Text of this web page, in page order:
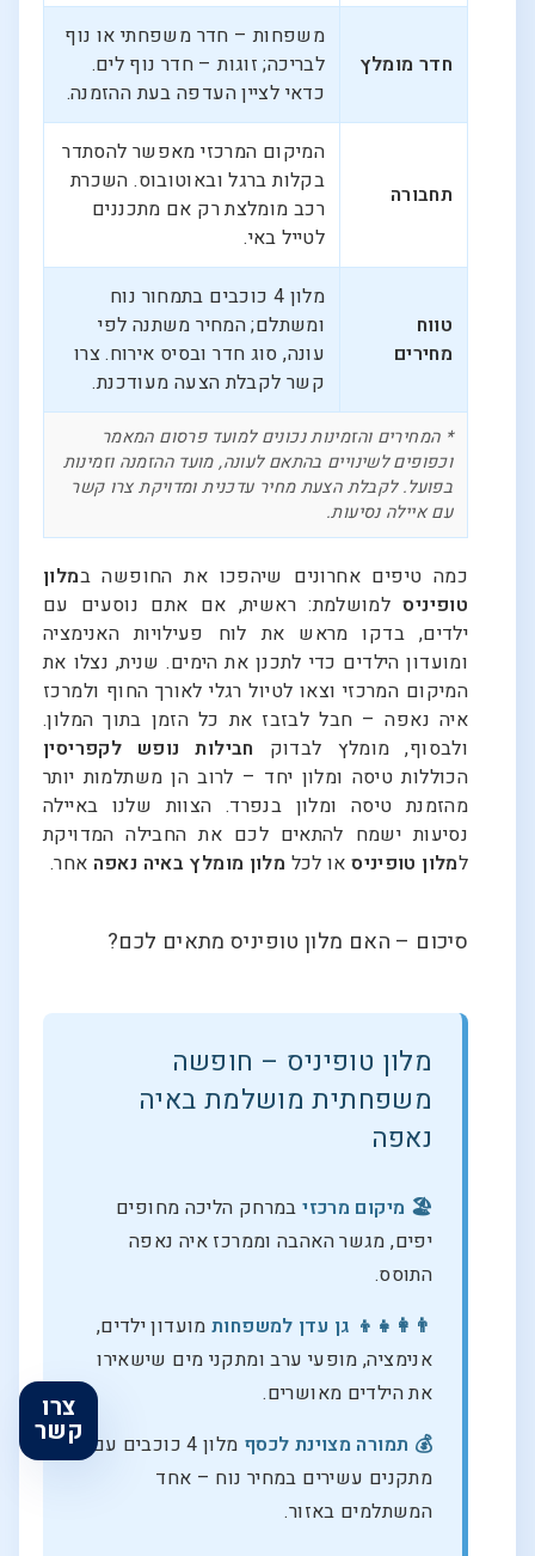
חדר מומלץ
משפחות – חדר משפחתי או נוף
לבריכה; זוגות – חדר נוף לים.
כדאי לציין העדפה בעת ההזמנה.
תחבורה
המיקום המרכזי מאפשר להסתדר
בקלות ברגל ובאוטובוס. השכרת
רכב מומלצת רק אם מתכננים
לטייל באי.
טווח
מחירים
מלון 4 כוכבים בתמחור נוח
ומשתלם; המחיר משתנה לפי
עונה, סוג חדר ובסיס אירוח. צרו
קשר לקבלת הצעה מעודכנת.
* המחירים והזמינות נכונים למועד פרסום המאמר
וכפופים לשינויים בהתאם לעונה, מועד ההזמנה וזמינות
בפועל. לקבלת הצעת מחיר עדכנית ומדויקת צרו קשר
עם איילה נסיעות.
כמה טיפים אחרונים שיהפכו את החופשה במלון
טופיניסלמושלמת: ראשית, אם אתם נוסעים עם
ילדים, בדקו מראש את לוח פעילויות האנימציה
ומועדון הילדים כדי לתכנן את הימים. שנית, נצלו את
המיקום המרכזי וצאו לטיול רגלי לאורך החוף ולמרכז
איה נאפה – חבל לבזבז את כל הזמן בתוך המלון.
ולבסוף, מומלץ לבדוק חבילות נופש לקפריסין
הכוללות טיסה ומלון יחד – לרוב הן משתלמות יותר
מהזמנת טיסה ומלון בנפרד. הצוות שלנו באיילה
נסיעות ישמח להתאים לכם את החבילה המדויקת
למלון טופיניסאו לכל מלון מומלץ באיה נאפה אחר.
סיכום – האם מלון טופיניס מתאים לכם?
מלון טופיניס – חופשה
משפחתית מושלמת באיה
נאפה
🏖️ מיקום מרכזיבמרחק הליכה מחופים
יפים, מגשר האהבה וממרכז איה נאפה
התוסס.
👨‍👩‍👧‍👦 גן עדן למשפחות מועדון ילדים,
אנימציה, מופעי ערב ומתקני מים שישאירו
את הילדים מאושרים.
💰 תמורה מצוינת לכסף
מלון 4 כוכבים עם
מתקנים עשירים במחיר נוח – אחד
המשתלמים באזור.
צרו
קשר